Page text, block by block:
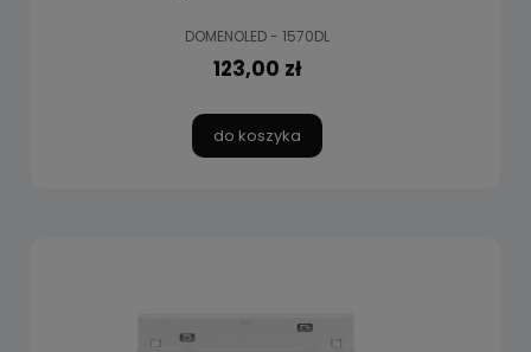
DOMENOLED - 1570DL
123,00 zł
do koszyka